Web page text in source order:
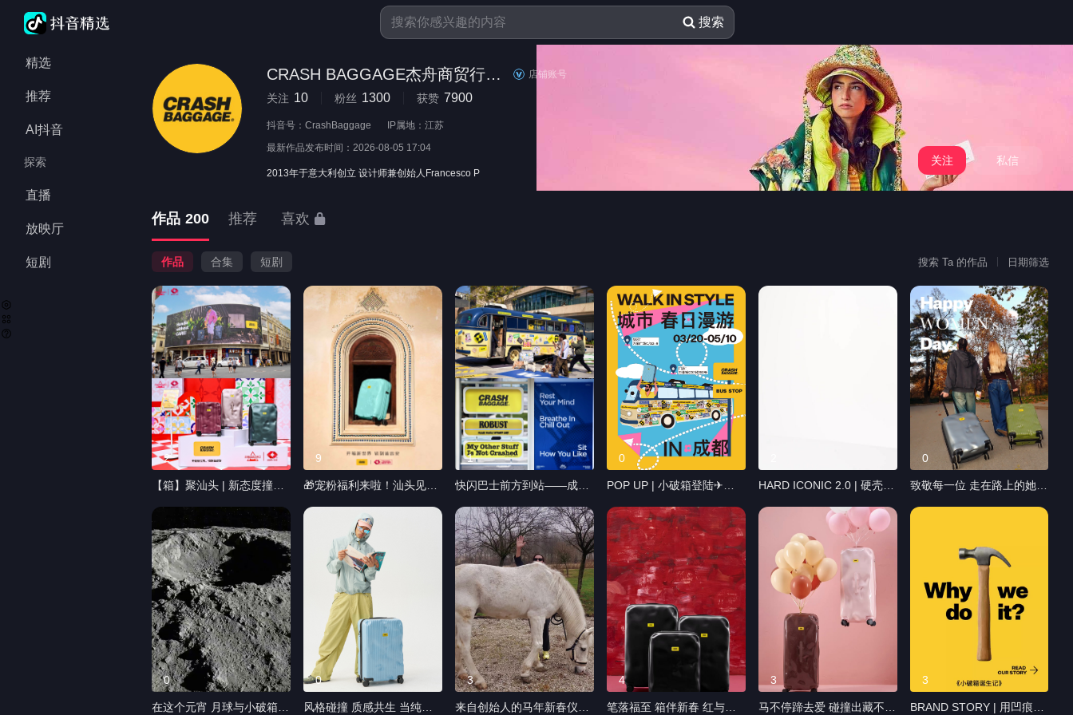
精选
推荐
AI抖音
探索
直播
放映厅
短剧
搜索
CRASH BAGGAGE杰舟商贸行李箱专卖店 店铺账号
关注 10 粉丝 1300 获赞 7900
抖音号： CrashBaggage
IP属地：江苏
最新作品发布时间： 2026-08-05 17:04
2013年于意大利创立 设计师兼创始人Francesco P
私信
关注
作品 200 推荐 喜欢
作品 合集 短剧 搜索 Ta 的作品 日期筛选
2
【箱】聚汕头 | 新态度撞上
@旅安红钻 携手汕头小公
园，将快闪搬进百年骑楼！
我们一同在历史的街巷中，
感受现代旅行的脉搏。 震撼
的英歌舞演绎，舞者挥槌而
下，每一次顿挫都仿佛敲在
小破箱的凹凸上。 历经碰
撞，依然前行。现场激昂的
呐喊映射出我们对自由探索
永不妥协的渴望。
#CrashBaggage #小破箱 #
9
🎁宠粉福利来啦！汕头见。
迹。 一把锁，守护旅途安
心。 百年老厝斑驳的墙，箱
角磨出的痕迹，破损美学遇
上百年侨乡的包容，竟然有
种奇妙的默契。 8月，
Crash Baggage将携手@旅
安红钻 在汕头停下脚步，把
旧时光装进箱，然后去开一
个更大的世界。 没有完美的
旅行箱，只有够野的旅行
家。 📍活动地址:著名侨乡
1
快闪巴士前方到站——成都
CARE” 车身满载着象征无畏
的贴纸。 在这里，“小心轻
放”不再是旅行的准则，而是
束缚自由的标签。 快上车
吧！把“怕磕碰”留在站台，
把“敢玩”装进包里。 邀请你
在颠簸中，看见松弛，在碰
撞里，重拾自由。 ⏰快闪时
间：2026.3.20-2026.5.10
📍快闪地址：四川省成都市
新都区正方路万象广场
0
POP UP | 小破箱登陆✈成
起“撞”进成都!开启春日漫游
~ 成都的春天，是泡在茶碗
里的慢，是缀在枝头的软。
在这个三月，让小破箱上的
这处旅行印记属于成都。 不
必完美，只需真实。 ⏰快闪
时间：2026.3.20-
2026.5.10 📍快闪地址：四
川省成都市新都区正方路万
象广场C/S2-6
#CrashBaggage #小破箱 #
HARD ICONIC 2.0 | 硬壳双
轻。 更轻的重量，意味着更
自由的步履。 升级防水泼面
料及拉链，户外安心，轻松
应对多变环境，隔绝雨滴和
溅洒侵扰。 更周全的防护，
代表着无后顾之忧的探索。
#CrashBaggage #小破箱 #
硬壳包 #双肩包 #上新
0
致敬每一位 走在路上的她。
独一份的棱角 不困于标签
不囿于寻常 自在如风 #小破
箱 与您一起步履生光 一路
繁花#CrashBaggage
0
在这个元宵 月球与小破箱浪
0
风格碰撞 质感共生 当纯粹
3
来自创始人的马年新春仪式
4
笔落福至 箱伴新春 红与黑
3
马不停蹄去爱 碰撞出藏不住
3
BRAND STORY | 用凹痕让